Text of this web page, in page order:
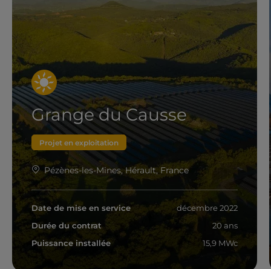
Grange du Causse
Projet en exploitation
Pézènes-les-Mines, Hérault, France
Date de mise en service
décembre 2022
Durée du contrat
20 ans
Puissance installée
15,9 MWc